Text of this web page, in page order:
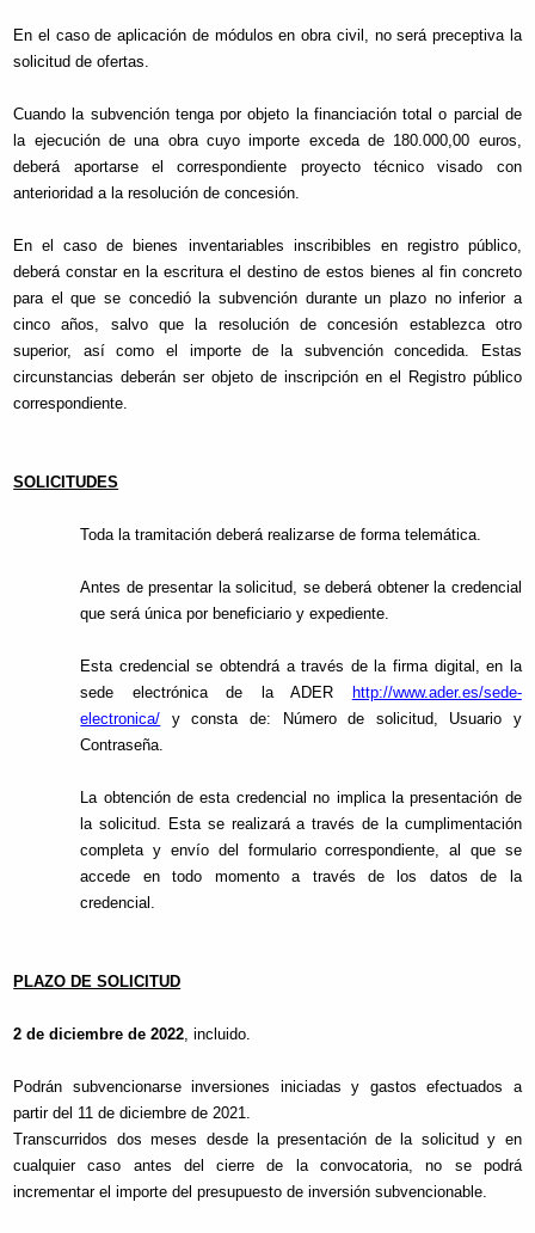
En el caso de aplicación de módulos en obra civil, no será preceptiva la
solicitud de ofertas.
Cuando la subvención tenga por objeto la financiación total o parcial de
la ejecución de una obra cuyo importe exceda de 180.000,00 euros,
deberá aportarse el correspondiente proyecto técnico visado con
anterioridad a la resolución de concesión.
En el caso de bienes inventariables inscribibles en registro público,
deberá constar en la escritura el destino de estos bienes al fin concreto
para el que se concedió la subvención durante un plazo no inferior a
cinco años, salvo que la resolución de concesión establezca otro
superior, así como el importe de la subvención concedida. Estas
circunstancias deberán ser objeto de inscripción en el Registro público
correspondiente.
SOLICITUDES
Toda la tramitación deberá realizarse de forma telemática.
Antes de presentar la solicitud, se deberá obtener la credencial
que será única por beneficiario y expediente.
Esta credencial se obtendrá a través de la firma digital, en la
sede electrónica de la ADER http://www.ader.es/sede-
electronica/ y consta de: Número de solicitud, Usuario y
Contraseña.
La obtención de esta credencial no implica la presentación de
la solicitud. Esta se realizará a través de la cumplimentación
completa y envío del formulario correspondiente, al que se
accede en todo momento a través de los datos de la
credencial.
PLAZO DE SOLICITUD
2 de diciembre de 2022 , incluido.
Podrán subvencionarse inversiones iniciadas y gastos efectuados a
partir del 11 de diciembre de 2021.
Transcurridos dos meses desde la presentación de la solicitud y en
cualquier caso antes del cierre de la convocatoria, no se podrá
incrementar el importe del presupuesto de inversión subvencionable.